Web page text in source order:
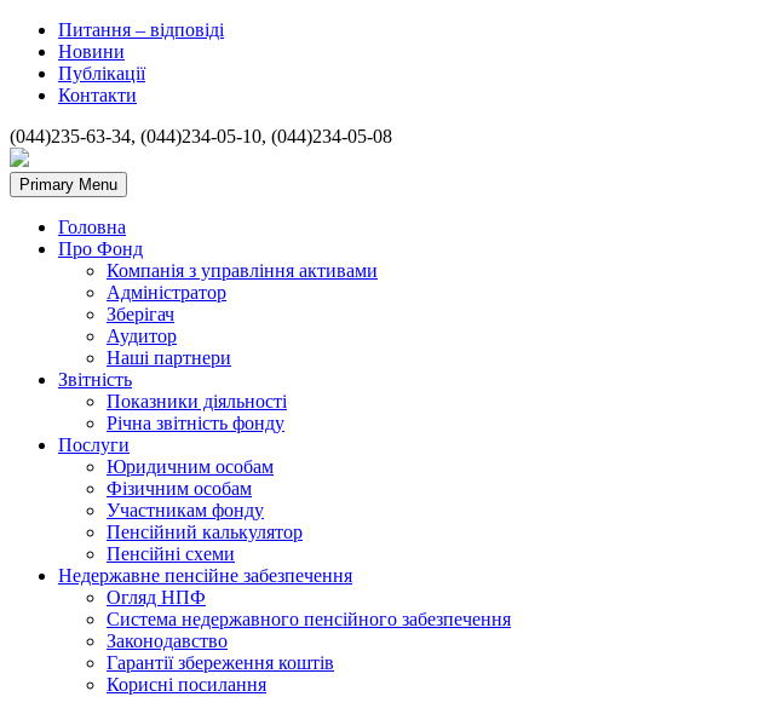
Питання – відповіді
Новини
Публікації
Контакти
(044)235-63-34, (044)234-05-10, (044)234-05-08
Primary Menu
Головна
Про Фонд
Компанія з управління активами
Адміністратор
Зберігач
Аудитор
Наші партнери
Звітність
Показники діяльності
Річна звітність фонду
Послуги
Юридичним особам
Фізичним особам
Участникам фонду
Пенсійний калькулятор
Пенсійні схеми
Недержавне пенсійне забезпечення
Огляд НПФ
Система недержавного пенсійного забезпечення
Законодавство
Гарантії збереження коштів
Корисні посилання